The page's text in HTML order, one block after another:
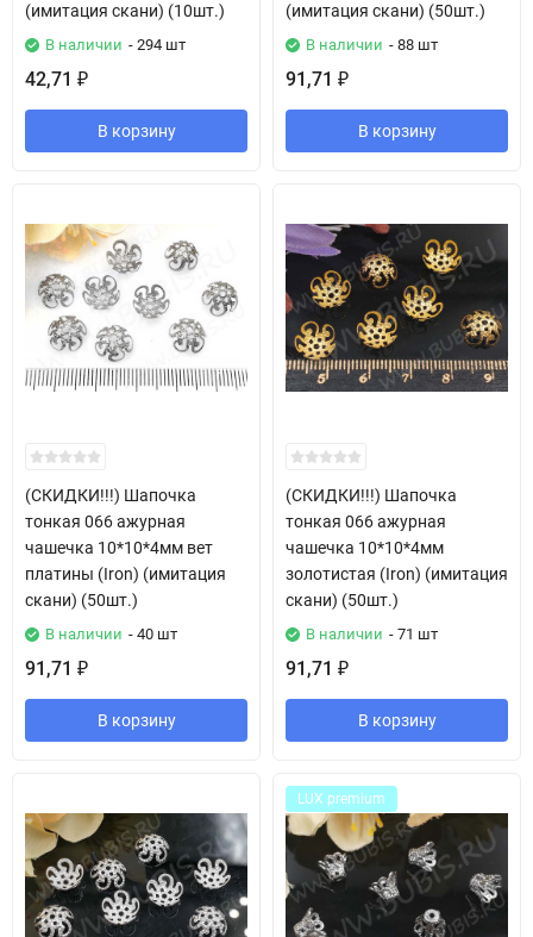
(имитация скани) (10шт.)
В наличии - 294 шт
42,71 ₽
В корзину
(имитация скани) (50шт.)
В наличии - 88 шт
91,71 ₽
В корзину
(СКИДКИ!!!) Шапочка
тонкая 066 ажурная
чашечка 10*10*4мм вет
платины (Iron) (имитация
скани) (50шт.)
В наличии - 40 шт
91,71 ₽
В корзину
(СКИДКИ!!!) Шапочка
тонкая 066 ажурная
чашечка 10*10*4мм
золотистая (Iron) (имитация
скани) (50шт.)
В наличии - 71 шт
91,71 ₽
В корзину
LUX premium